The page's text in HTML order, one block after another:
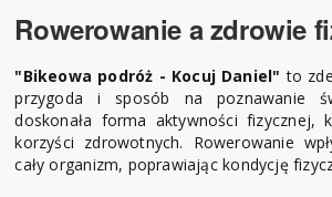
Rowerowanie a zdrowie
"Bikeowa podróż - Kocuj Daniel" to
przygoda i sposób na poznawanie
doskonała forma aktywności fizycznej,
korzyści zdrowotnych. Rowerowanie
cały organizm, poprawiając kondycję